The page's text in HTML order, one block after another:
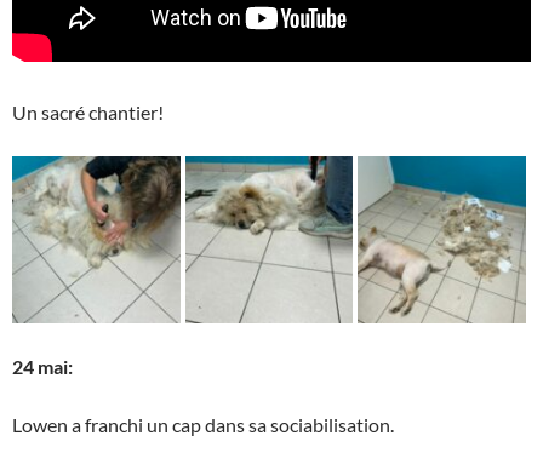
Un sacré chantier!
24 mai:
Lowen a franchi un cap dans sa sociabilisation.